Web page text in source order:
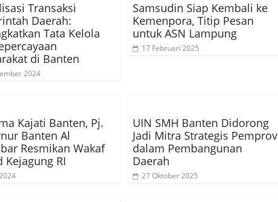
Transaksi
Daerah:
Tata Kelola
di Banten
2024
Samsudin Siap Kembali ke
Kemenpora, Titip Pesan
untuk ASN Lampung
17 Februari 2025
Kajati Banten, Pj.
Banten Al
Resmikan Wakaf
Kejagung RI
UIN SMH Banten Didorong
Jadi Mitra Strategis Pemprov
dalam Pembangunan
Daerah
27 Oktober 2025